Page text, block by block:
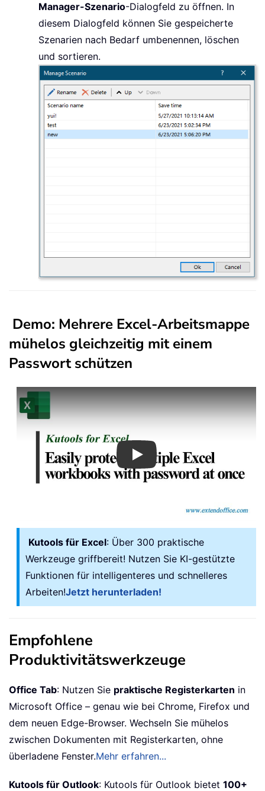
Manager-Szenario-Dialogfeld zu öffnen. In
diesem Dialogfeld können Sie gespeicherte
Szenarien nach Bedarf umbenennen, löschen
und sortieren.
Demo: Mehrere Excel-Arbeitsmappe
mühelos gleichzeitig mit einem
Passwort schützen
Play
Kutools für Excel: Über 300 praktische
Werkzeuge griffbereit! Nutzen Sie KI-gestützte
Funktionen für intelligenteres und schnelleres
Arbeiten!Jetzt herunterladen!
Empfohlene
Produktivitätswerkzeuge
Office Tab: Nutzen Sie praktische Registerkarten in
Microsoft Office – genau wie bei Chrome, Firefox und
dem neuen Edge-Browser. Wechseln Sie mühelos
zwischen Dokumenten mit Registerkarten, ohne
überladene Fenster.Mehr erfahren...
Kutools für Outlook: Kutools für Outlook bietet 100+